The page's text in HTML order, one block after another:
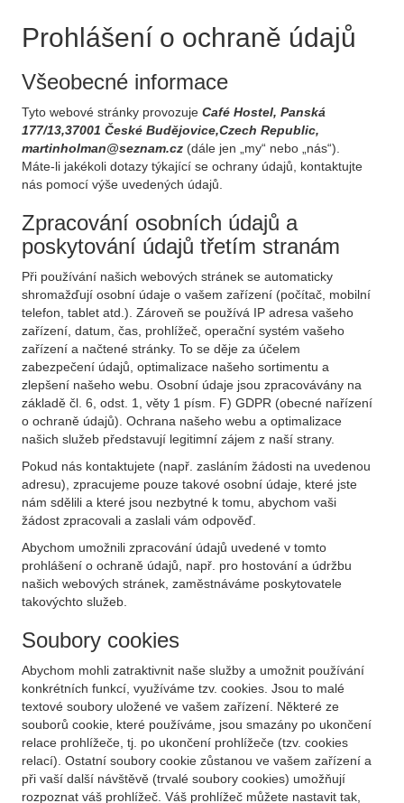
Prohlášení o ochraně údajů
Všeobecné informace
Tyto webové stránky provozuje Café Hostel, Panská
177/13,37001 České Budějovice,Czech Republic,
martinholman@seznam.cz (dále jen „my“ nebo „nás“).
Máte-li jakékoli dotazy týkající se ochrany údajů, kontaktujte
nás pomocí výše uvedených údajů.
Zpracování osobních údajů a
poskytování údajů třetím stranám
Při používání našich webových stránek se automaticky
shromažďují osobní údaje o vašem zařízení (počítač, mobilní
telefon, tablet atd.). Zároveň se používá IP adresa vašeho
zařízení, datum, čas, prohlížeč, operační systém vašeho
zařízení a načtené stránky. To se děje za účelem
zabezpečení údajů, optimalizace našeho sortimentu a
zlepšení našeho webu. Osobní údaje jsou zpracovávány na
základě čl. 6, odst. 1, věty 1 písm. F) GDPR (obecné nařízení
o ochraně údajů). Ochrana našeho webu a optimalizace
našich služeb představují legitimní zájem z naší strany.
Pokud nás kontaktujete (např. zasláním žádosti na uvedenou
adresu), zpracujeme pouze takové osobní údaje, které jste
nám sdělili a které jsou nezbytné k tomu, abychom vaši
žádost zpracovali a zaslali vám odpověď.
Abychom umožnili zpracování údajů uvedené v tomto
prohlášení o ochraně údajů, např. pro hostování a údržbu
našich webových stránek, zaměstnáváme poskytovatele
takovýchto služeb.
Soubory cookies
Abychom mohli zatraktivnit naše služby a umožnit používání
konkrétních funkcí, využíváme tzv. cookies. Jsou to malé
textové soubory uložené ve vašem zařízení. Některé ze
souborů cookie, které používáme, jsou smazány po ukončení
relace prohlížeče, tj. po ukončení prohlížeče (tzv. cookies
relací). Ostatní soubory cookie zůstanou ve vašem zařízení a
při vaší další návštěvě (trvalé soubory cookies) umožňují
rozpoznat váš prohlížeč. Váš prohlížeč můžete nastavit tak,